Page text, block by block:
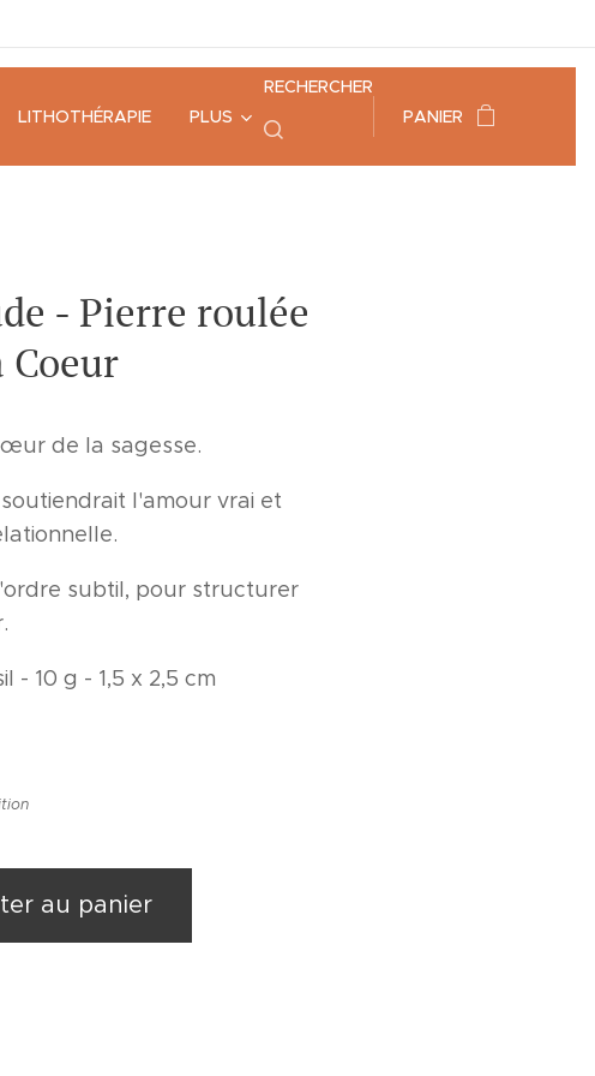
LITHOTHÉRAPIE PLUS
RECHERCHER
PANIER
- Pierre roulée
Coeur
de la sagesse.
l'amour vrai et
subtil, pour structurer
- 10 g - 1,5 x 2,5 cm
au panier